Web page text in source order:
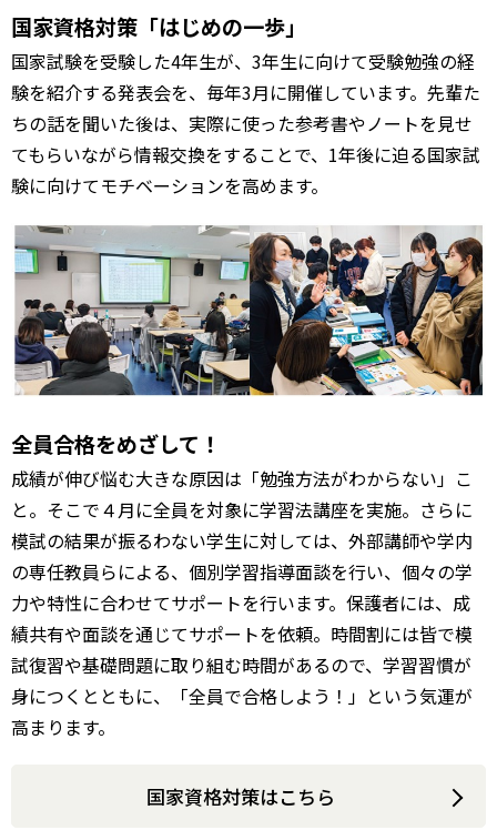
国家資格対策「はじめの一歩」
国家試験を受験した4年生が、3年生に向けて受験勉強の経
験を紹介する発表会を、毎年3月に開催しています。先輩た
ちの話を聞いた後は、実際に使った参考書やノートを見せ
てもらいながら情報交換をすることで、1年後に迫る国家試
験に向けてモチベーションを高めます。
全員合格をめざして！
成績が伸び悩む大きな原因は「勉強方法がわからない」こ
と。そこで４月に全員を対象に学習法講座を実施。さらに
模試の結果が振るわない学生に対しては、外部講師や学内
の専任教員らによる、個別学習指導面談を行い、個々の学
力や特性に合わせてサポートを行います。保護者には、成
績共有や面談を通じてサポートを依頼。時間割には皆で模
試復習や基礎問題に取り組む時間があるので、学習習慣が
身につくとともに、「全員で合格しよう！」という気運が
高まります。
国家資格対策はこちら